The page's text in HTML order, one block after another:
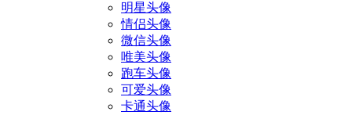
明星头像
情侣头像
微信头像
唯美头像
跑车头像
可爱头像
卡通头像